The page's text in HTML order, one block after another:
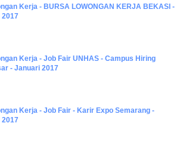
Kerja - BURSA LOWONGAN KERJA BEKASI -
2017
Kerja - Job Fair UNHAS - Campus Hiring
- Januari 2017
Kerja - Job Fair - Karir Expo Semarang -
2017